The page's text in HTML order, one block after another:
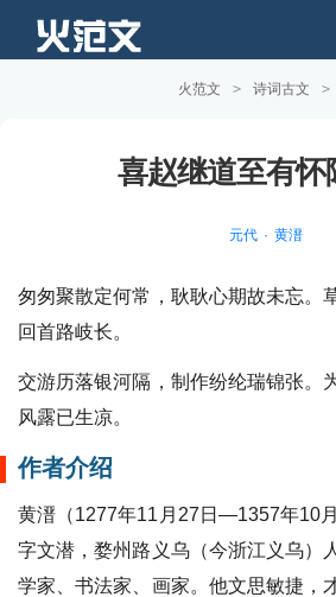
火范文 > 诗词古文 >
喜赵继道至有怀
元代 黄溍
匆匆聚散定何常，耿耿心期故未忘。
回首路岐长。
交游历落银河隔，制作纷纶瑞锦张。
风露已生凉。
作者介绍
黄溍（1277年11月27日—1357年10
字文潜，婺州路义乌（今浙江义乌）
学家、书法家、画家。他文思敏捷，